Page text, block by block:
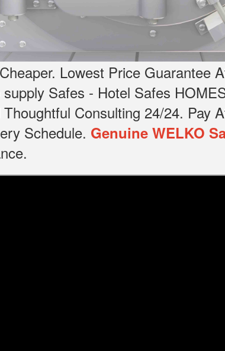
Lowest Price Guarantee
Safes - Hotel Safes
Consulting 24/24. Pay
Schedule. Genuine WELKO